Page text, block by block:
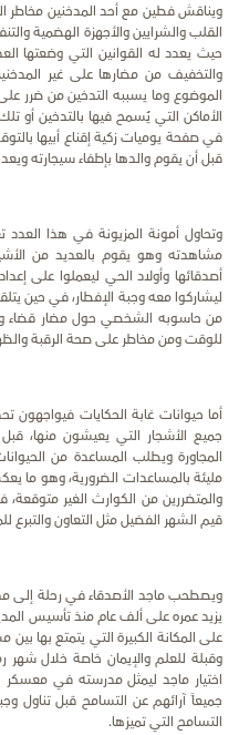
ويناقش فطين مع أحد المدخنين مخاطر
القلب والشرايين والأجهزة الهضمية
حيث يعدد له القوانين التي وضعتها
والتخفيف من مضارها على غير
الموضوع وما يسببه التدخين من ضرر
الأماكن التي يُسمح فيها بالتدخين أو
في صفحة يوميات زكية إقناع أبيها
قبل أن يقوم والدها بإطفاء سيجارته
وتحاول أمونة المزيونة في هذا
مشاهدته وهو يقوم بالعديد من
أصدقائها وأولاد الحي ليعملوا على
ليشاركوا معه وجبة الإفطار، في حين
من حاسوبه الشخصي حول مضار قضاء
للوقت ومن مخاطر على صحة الرقبة
أما حيوانات غابة الحكايات فيواجهون
جميع الأشجار التي يعيشون منها،
المجاورة ويطلب المساعدة من
مليئة بالمساعدات الضرورية، وهو ما
والمتضررين من الكوارث الغير
قيم الشهر الفضيل مثل التعاون والتبرع
ويصطحب ماجد الأصدقاء في رحلة إلى
يزيد عمره على ألف عام منذ تأسيس
على المكانة الكبيرة التي يتمتع بها
وقبلة للعلم والإيمان خاصة خلال
اختيار ماجد ليمثل مدرسته في
جميعاً آرائهم عن التسامح قبل تناول
التسامح التي تميزها.